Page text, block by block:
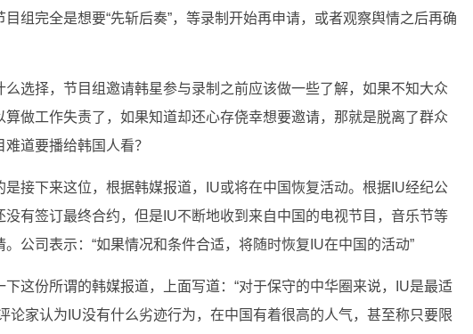
目组完全是想要“先斩后奏”，等录制开始再申请，或者观察舆情之后再确
么选择，节目组邀请韩星参与录制之前应该做一些了解，如果不知大众
算做工作失责了，如果知道却还心存侥幸想要邀请，那就是脱离了群众
难道要播给韩国人看？
是接下来这位，根据韩媒报道，IU或将在中国恢复活动。根据IU经纪公
没有签订最终合约，但是IU不断地收到来自中国的电视节目，音乐节等
。公司表示：“如果情况和条件合适，将随时恢复IU在中国的活动”
下这份所谓的韩媒报道，上面写道：“对于保守的中华圈来说，IU是最适
论家认为IU没有什么劣迹行为，在中国有着很高的人气，甚至称只要限